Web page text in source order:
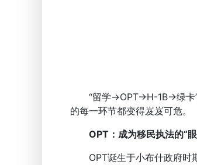
“留学→OPT→H-1B→绿卡”
的每一环节都变得岌岌可危。
OPT：成为移民执法的“
OPT诞生于小布什政府时期